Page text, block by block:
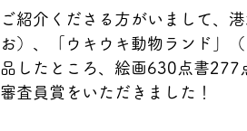
ご紹介くださる方がいまして、
お）、「ウキウキ動物ランド」
品したところ、絵画630点書277
審査員賞をいただきました！